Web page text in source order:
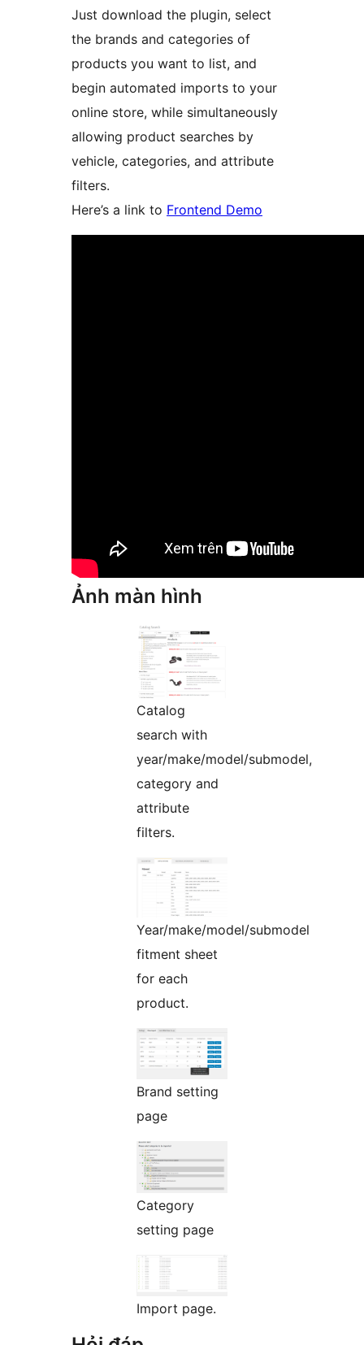
Just download the plugin, select
the brands and categories of
products you want to list, and
begin automated imports to your
online store, while simultaneously
allowing product searches by
vehicle, categories, and attribute
filters.
Here’s a link to Frontend Demo
Ảnh màn hình
Catalog
search with
year/make/model/submodel,
category and
attribute
filters.
Year/make/model/submodel
fitment sheet
for each
product.
Brand setting
page
Category
setting page
Import page.